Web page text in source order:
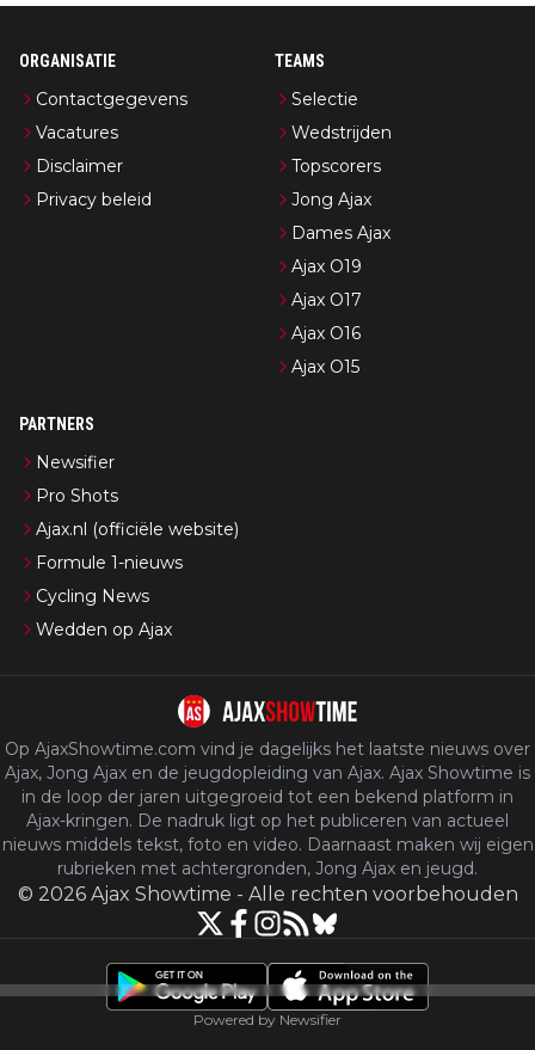
ORGANISATIE
Contactgegevens
Vacatures
Disclaimer
Privacy beleid
TEAMS
Selectie
Wedstrijden
Topscorers
Jong Ajax
Dames Ajax
Ajax O19
Ajax O17
Ajax O16
Ajax O15
PARTNERS
Newsifier
Pro Shots
Ajax.nl (officiële website)
Formule 1-nieuws
Cycling News
Wedden op Ajax
Op AjaxShowtime.com vind je dagelijks het laatste nieuws over
Ajax, Jong Ajax en de jeugdopleiding van Ajax. Ajax Showtime is
in de loop der jaren uitgegroeid tot een bekend platform in
Ajax-kringen. De nadruk ligt op het publiceren van actueel
nieuws middels tekst, foto en video. Daarnaast maken wij eigen
rubrieken met achtergronden, Jong Ajax en jeugd.
© 2026 Ajax Showtime - Alle rechten voorbehouden
Powered by Newsifier